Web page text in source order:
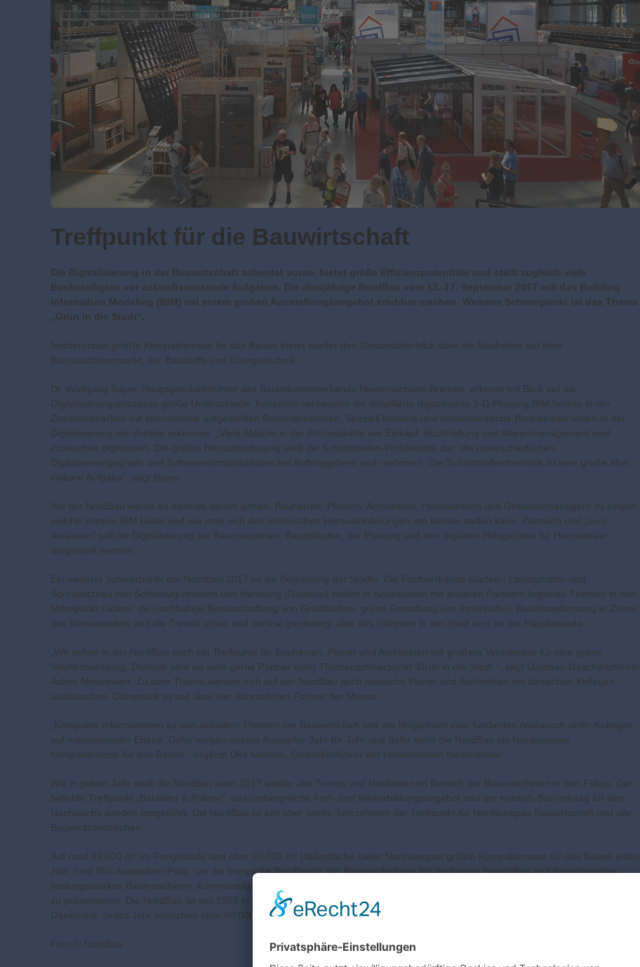
Treffpunkt für die Bauwirtschaft
Die Digitalisierung in der Bauwirtschaft schreitet voran, bietet große Effizienzpotentiale und stellt zugleich viele
Baubeteiligten vor zukunftsweisende Aufgaben. Die diesjährige NordBau vom 13.-17. September 2017 will das Building
Information Modeling (BIM) mit einem großen Ausstellungsangebot erlebbar machen. Weiterer Schwerpunkt ist das Thema
„Grün in die Stadt“.
Nordeuropas größte Kompaktmesse für das Bauen bietet wieder den Gesamtüberblick über die Neuheiten auf dem
Baumaschinenmarkt, der Baustoffe und Energietechnik.
Dr. Wolfgang Bayer, Hauptgeschäftsführer des Bauindustrieverbands Niedersachsen-Bremen, erkennt mit Blick auf die
Digitalisierungsprozesse große Unterschiede: Konzerne verwenden die detaillierte digitalisierte 3-D-Planung BIM bereits in der
Zusammenarbeit mit international aufgestellten Bauunternehmen. Speziell kleinere und mittelständische Baubetriebe sollen in der
Digitalisierung die Vorteile erkennen. „Viele Abläufe in der Prozesskette wie Einkauf, Buchhaltung und Warenmanagement sind
inzwischen digitalisiert. Die größte Herausforderung stellt die Schnittstellen-Problematik dar: die unterschiedlichen
Digitalisierungsgrade und Softwarekompatibilitäten bei Auftraggebern und -nehmern. Die Schnittstellenthematik ist eine große aber
lösbare Aufgabe“, sagt Bayer.
Auf der NordBau werde es deshalb darum gehen, Bauherren, Planern, Architekten, Handwerkern und Gebäudemanagern zu zeigen,
welche Vorteile BIM bietet und wie man sich den technischen Herausforderungen am besten stellen kann. Plastisch und „zum
Anfassen“ soll die Digitalisierung bei Baumaschinen, Bauabläufen, der Planung und den digitalen Hilfsgeräten für Handwerker
dargestellt werden.
Ein weiterer Schwerpunkt der NordBau 2017 ist die Begrünung der Städte. Die Fachverbände Garten-, Landschafts- und
Sportplatzbau von Schleswig-Holstein und Hamburg (Galabau) wollen in Kooperation mit anderen Partnern folgende Themen in den
Mittelpunkt rücken: die nachhaltige Bewirtschaftung von Grünflächen, grüne Gestaltung von Innenhöfen, Baumbepflanzung in Zeiten
des Klimawandels und die Trends urban und vertical gardening, also das Gärtnern in der Stadt und an der Hausfassade.
„Wir sehen in der NordBau auch ein Treffpunkt für Bauherren, Planer und Architekten mit großem Verständnis für eine grüne
Stadtentwicklung. Deshalb sind wir sehr gerne Partner beim Themenschwerpunkt ’Grün in die Stadt’ “, sagt Galabau-Geschäftsführer
Achim Meierewert. Zu dem Thema werden sich auf der NordBau auch deutsche Planer und Architekten mit dänischen Kollegen
austauschen. Dänemark ist seit über vier Jahrzehnten Partner der Messe.
„Kompakte Informationen zu den aktuellen Themen der Bauwirtschaft und die Möglichkeit zum fundierten Austausch unter Kollegen
auf internationaler Ebene: Dafür sorgen unsere Aussteller Jahr für Jahr und dafür steht die NordBau als Nordeuropas
Kompaktmesse für das Bauen“, ergänzt Dirk Iwersen, Geschäftsführer der Holstenhallen Neumünster.
Wie in jedem Jahr stellt die NordBau auch 2017 wieder alle Trends und Neuheiten im Bereich der Baumaschinen in den Fokus. Der
beliebte Treffpunkt „Bauleiter & Poliere“, das umfangreiche Fort- und Weiterbildungsangebot und der nordjob-Bau-Infotag für den
Nachwuchs werden fortgeführt. Die NordBau ist seit über sechs Jahrzehnten der Treffpunkt für Nordeuropas Bauwirtschaft und alle
Bauverantwortlichen.
Auf rund 69.000 m² im Freigelände und über 20.000 m² Hallenfläche bietet Nordeuropas größte Kompaktmesse für das Bauen jedes
Jahr rund 850 Ausstellern Platz, um die komplette Bandbreite des Baugeschehens mit modernen Baustoffen und Bauelementen,
leistungsstarken Baumaschinen, Kommunalgeräten und Nutzfahrzeugen für Bau und Handwerk sowie der neuesten Energietechnik
zu präsentieren. Die NordBau ist seit 1955 in Neumünster zuhause und kooperiert seit über 40 Jahren mit dem Partnerland
Dänemark. Jedes Jahr besuchen über 60.000 Menschen die Messe.
Foto:© NordBau